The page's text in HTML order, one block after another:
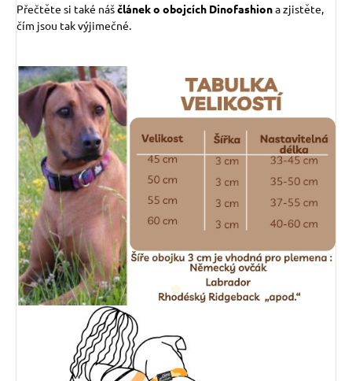
Přečtěte si také náščlánek o obojcích Dinofashiona zjistěte,
čím jsou tak výjimečné.